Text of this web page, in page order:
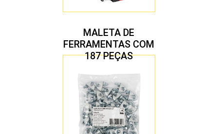
MALETA DE
FERRAMENTAS COM
187 PEÇAS